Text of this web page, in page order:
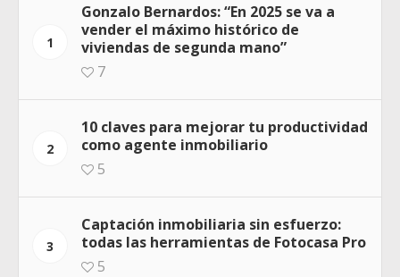
1
Gonzalo Bernardos: “En 2025 se va a
vender el máximo histórico de
viviendas de segunda mano”
7
2
10 claves para mejorar tu productividad
como agente inmobiliario
5
3
Captación inmobiliaria sin esfuerzo:
todas las herramientas de Fotocasa Pro
5